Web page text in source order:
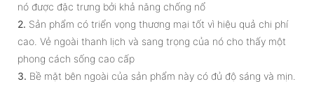
nó được đặc trưng bởi khả năng chống nổ
2. Sản phẩm có triển vọng thương mại tốt vì hiệu quả chi phí
cao. Vẻ ngoài thanh lịch và sang trọng của nó cho thấy một
phong cách sống cao cấp
3. Bề mặt bên ngoài của sản phẩm này có đủ độ sáng và mịn.